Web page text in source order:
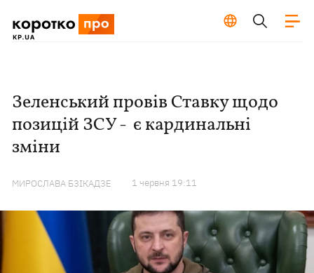
Зеленський провів Ставку щодо
позицій ЗСУ - є кардинальні
зміни
МИРОСЛАВА БЗІКАДЗЕ 1 червня 19:11